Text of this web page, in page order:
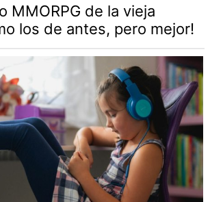
MMORPG de la vieja
los de antes, pero mejor!